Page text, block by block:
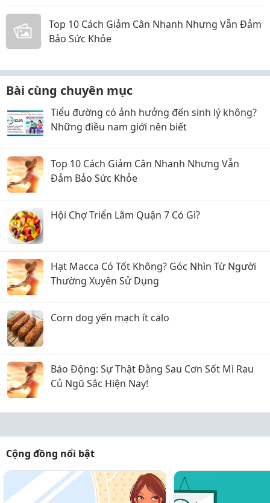
Top 10 Cách Giảm Cân Nhanh Nhưng Vẫn Đảm
Bảo Sức Khỏe
Bài cùng chuyên mục
Tiểu đường có ảnh hưởng đến sinh lý không?
Những điều nam giới nên biết
Top 10 Cách Giảm Cân Nhanh Nhưng Vẫn
Đảm Bảo Sức Khỏe
Hội Chợ Triển Lãm Quận 7 Có Gì?
Hạt Macca Có Tốt Không? Góc Nhìn Từ Người
Thường Xuyên Sử Dụng
Corn dog yến mạch ít calo
Báo Động: Sự Thật Đằng Sau Cơn Sốt Mì Rau
Củ Ngũ Sắc Hiện Nay!
Cộng đồng nổi bật